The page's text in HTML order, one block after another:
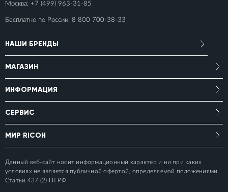
Москва: +7 (499) 963-31-85
Бесплатно по России: 8 800 700-38-33
НАШИ БРЕНДЫ
МАГАЗИН
ИНФОРМАЦИЯ
СЕРВИС
МИР RICOH
Данный веб-сайт носит информационный характер и ни при каких
условиях не является публичной офертой, определяемой положениями
Статьи 437 (2) ГК РФ.